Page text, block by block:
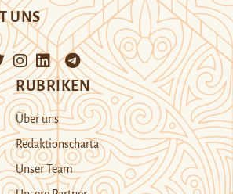
UNS
RUBRIKEN
Über uns
Redaktionscharta
Unser Team